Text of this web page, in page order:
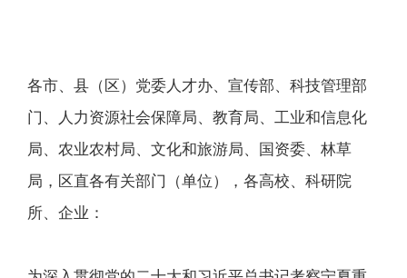
各市、县（区）党委人才办、宣传部、科技管理部
门、人力资源社会保障局、教育局、工业和信息化
局、农业农村局、文化和旅游局、国资委、林草
局，区直各有关部门（单位），各高校、科研院
所、企业：